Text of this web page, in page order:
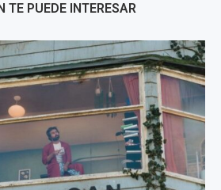
TE PUEDE INTERESAR